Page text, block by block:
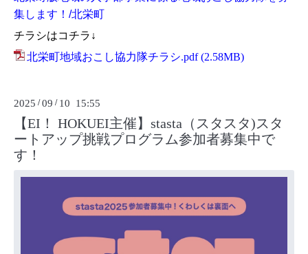
集します！/北栄町
チラシはコチラ↓
北栄町地域おこし協力隊チラシ.pdf(2.58MB)
2025 /09 / 10 15:55
【EI！ HOKUEI主催】stasta（スタスタ)スタ
ートアップ挑戦プログラム参加者募集中で
す！